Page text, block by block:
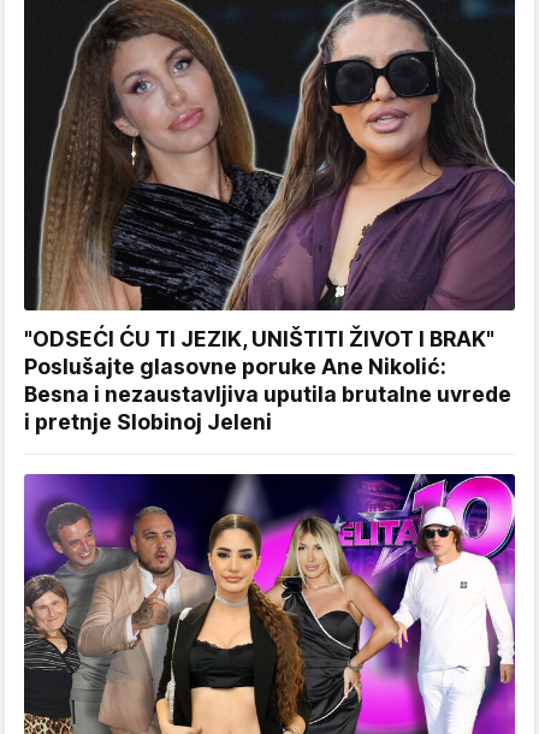
"ODSEĆI ĆU TI JEZIK, UNIŠTITI ŽIVOT I BRAK"
Poslušajte glasovne poruke Ane Nikolić:
Besna i nezaustavljiva uputila brutalne uvrede
i pretnje Slobinoj Jeleni